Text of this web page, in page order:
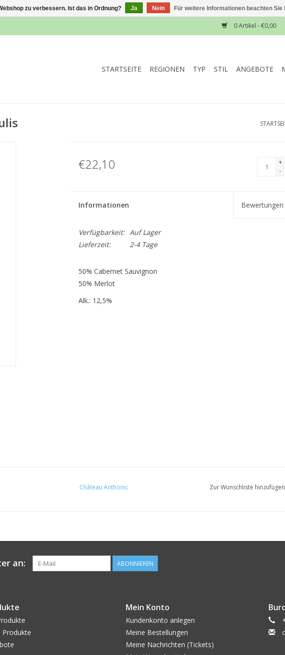
0 Artikel - €0,00
STARTSEITE REGIONEN TYP STIL ANGEBOTE
€22,10
+
-
Informationen
Verfügbarkeit: Auf Lager
Lieferzeit:
2-4 Tage
50% Cabernet Sauvignon
50% Merlot
Alk.: 12,5%
Château Anthonic Zur Wunschliste hinzufügen
an: ABONNIEREN
Produkte
Mein Konto
Kundenkonto anlegen
Meine Bestellungen
Meine Nachrichten (Tickets)
zu verbessern. Ist das in Ordnung? Ja Nein Für weitere Informationen beachten